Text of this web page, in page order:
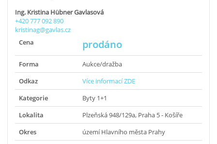
Ing. Kristina Hübner Gavlasová
+420 777 092 890
kristinag@gavlas.cz
Cena
prodáno
Forma
Aukce/dražba
Odkaz
Více informací ZDE
Kategorie
Byty 1+1
Lokalita
Plzeňská 948/129a, Praha 5 - Košíře
Okres
území Hlavního města Prahy